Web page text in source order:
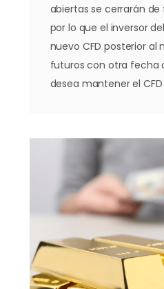
abiertas se cerrarán
por lo que el inversor
nuevo CFD posterior
futuros con otra fecha
desea mantener el